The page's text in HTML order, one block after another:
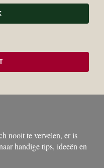
nooit te vervelen, er is
handige tips, ideeën en